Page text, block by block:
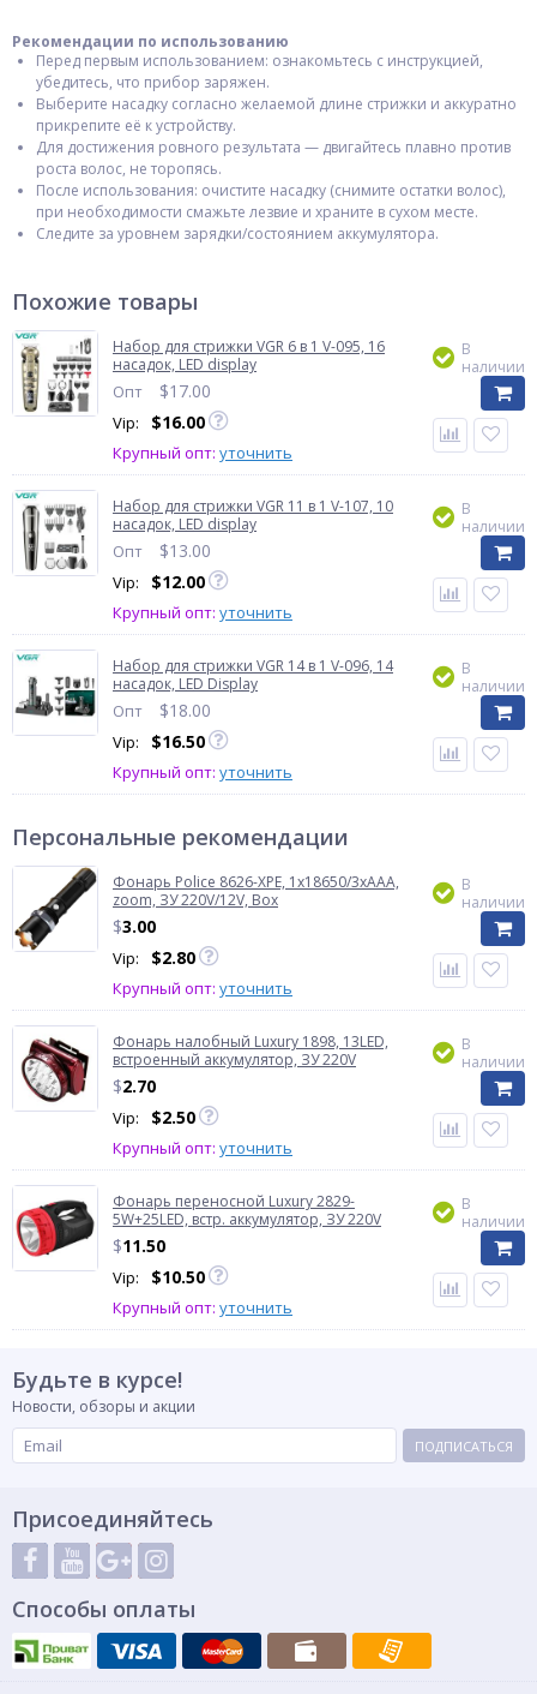
Рекомендации по использованию
Перед первым использованием: ознакомьтесь с инструкцией,
убедитесь, что прибор заряжен.
Выберите насадку согласно желаемой длине стрижки и аккуратно
прикрепите её к устройству.
Для достижения ровного результата — двигайтесь плавно против
роста волос, не торопясь.
После использования: очистите насадку (снимите остатки волос),
при необходимости смажьте лезвие и храните в сухом месте.
Следите за уровнем зарядки/состоянием аккумулятора.
Похожие товары
Набор для стрижки VGR 6 в 1 V-095, 16
насадок, LED display
Опт $17.00
Vip: $16.00
Крупный опт: уточнить
В
наличии
Набор для стрижки VGR 11 в 1 V-107, 10
насадок, LED display
Опт $13.00
Vip: $12.00
Крупный опт: уточнить
В
наличии
Набор для стрижки VGR 14 в 1 V-096, 14
насадок, LED Display
Опт $18.00
Vip: $16.50
Крупный опт: уточнить
В
наличии
Персональные рекомендации
Фонарь Police 8626-XPE, 1х18650/3xAAA,
zoom, ЗУ 220V/12V, Box
$3.00
Vip: $2.80
Крупный опт: уточнить
В
наличии
Фонарь налобный Luxury 1898, 13LED,
встроенный аккумулятор, ЗУ 220V
$2.70
Vip: $2.50
Крупный опт: уточнить
В
наличии
Фонарь переносной Luxury 2829-
5W+25LED, встр. аккумулятор, ЗУ 220V
$11.50
Vip: $10.50
Крупный опт: уточнить
В
наличии
Будьте в курсе!
Новости, обзоры и акции
ПОДПИСАТЬСЯ
Присоединяйтесь
Способы оплаты